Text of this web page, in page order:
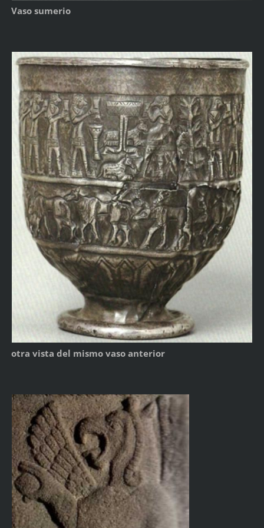
Vaso sumerio
otra vista del mismo vaso anterior